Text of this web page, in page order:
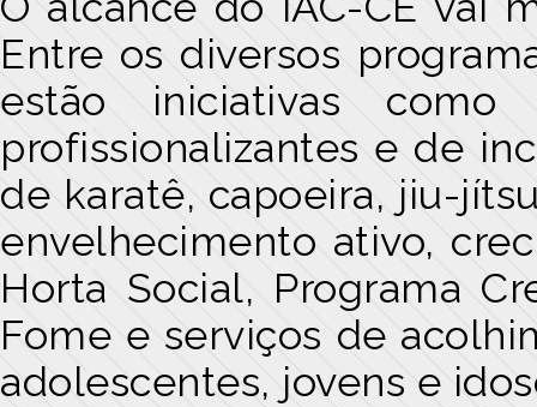
Entre os diversos
estão iniciativas como
profissionalizantes e de
de karatê, capoeira, jiu-
envelhecimento ativo,
Horta Social, Programa
Fome e serviços de
adolescentes, jovens e